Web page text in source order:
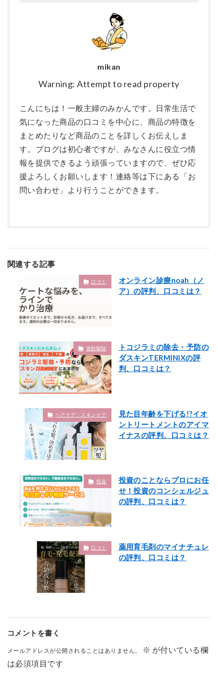
mikan
Warning: Attempt to read property
こんにちは！一般主婦のみかんです。日常生活で
気になった商品の口コミを中心に、商品の特徴を
まとめたりなど商品のことを詳しくお伝えしま
す。ブログは初心者ですが、みなさんに役立つ情
報を提供できるよう頑張っていますので、ぜひ応
援よろしくお願いします！連絡等は下にある「お
問い合わせ」より行うことができます。
関連する記事
口コミ
オンライン診療noah（ノ
ア）の評判、口コミは？
害獣駆除
トコジラミの除去・予防の
ダスキンTERMINIXの評
判、口コミは？
ヘアケア・スキンケア
見た目年齢を下げる!?イオ
ントリートメントのアイマ
イナスの評判、口コミは？
投資
投資のことならプロにお任
せ！投資のコンシェルジュ
の評判、口コミは？
口コミ
薬用育毛剤のマイナチュレ
の評判、口コミは？
コメントを書く
メールアドレスが公開されることはありません。 ※ が付いている欄
は必須項目です